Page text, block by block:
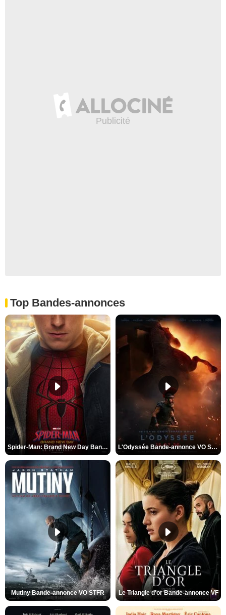
Top Bandes-annonces
Spider-Man: Brand New Day Bande-annonce VO STFR L'Odyssée Bande-annonce VO STFR
Mutiny Bande-annonce VO STFR Le Triangle d'or Bande-annonce VF